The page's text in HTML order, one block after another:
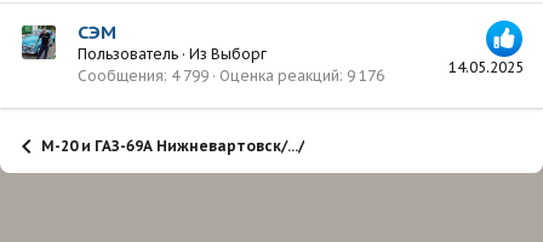
14.05.2025
СЭМ
Пользователь · Из Выборг
Сообщения 4 799 Оценка реакций 9 176
М-20 и ГАЗ-69А Нижневартовск/.../